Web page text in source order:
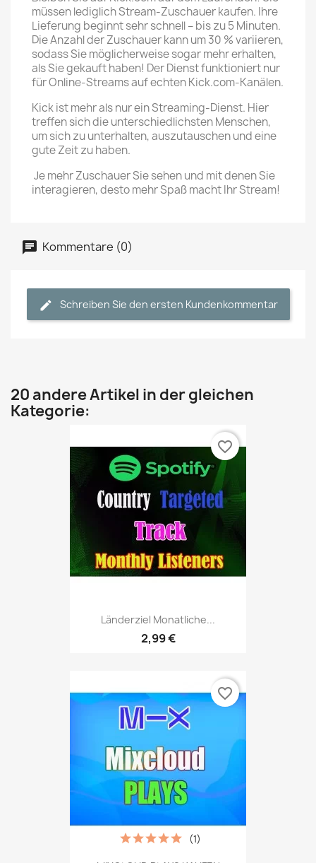
müssen lediglich Stream-Zuschauer kaufen. Ihre
Lieferung beginnt sehr schnell – bis zu 5 Minuten.
Die Anzahl der Zuschauer kann um 30 % variieren,
sodass Sie möglicherweise sogar mehr erhalten,
als Sie gekauft haben! Der Dienst funktioniert nur
für Online-Streams auf echten Kick.com-Kanälen.
Kick ist mehr als nur ein Streaming-Dienst. Hier
treffen sich die unterschiedlichsten Menschen,
um sich zu unterhalten, auszutauschen und eine
gute Zeit zu haben.
Je mehr Zuschauer Sie sehen und mit denen Sie
interagieren, desto mehr Spaß macht Ihr Stream!
Kommentare (0)
Schreiben Sie den ersten Kundenkommentar
20 andere Artikel in der gleichen
Kategorie:
Länderziel Monatliche...
2,99 €
favorite_border
(1)
favorite_border